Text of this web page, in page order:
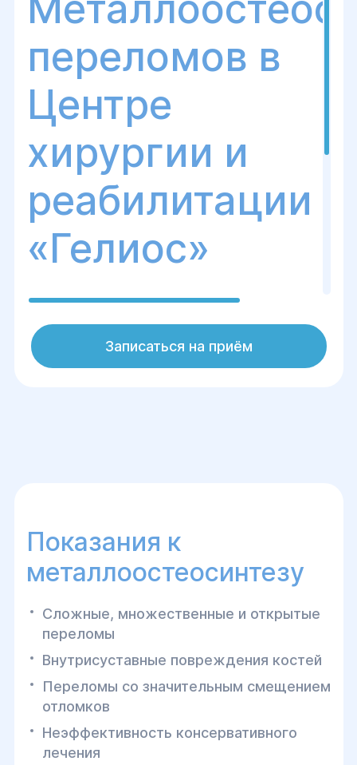
переломов в
Центре
хирургии и
реабилитации
«Гелиос»
Металлоостеосинтез – это современный
метод хирургического лечения
функциональности поврежденной
Записаться на приём
Показания к
металлоостеосинтезу
Сложные, множественные и открытые
переломы
Внутрисуставные повреждения костей
Переломы со значительным смещением
отломков
Неэффективность консервативного
лечения